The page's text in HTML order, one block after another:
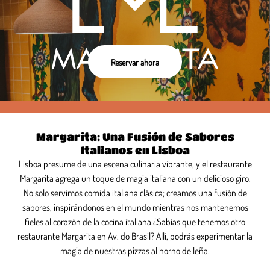
Reservar ahora
Margarita: Una Fusión de Sabores
Italianos en Lisboa
Lisboa presume de una escena culinaria vibrante, y el restaurante
Margarita agrega un toque de magia italiana con un delicioso giro.
No solo servimos comida italiana clásica; creamos una fusión de
sabores, inspirándonos en el mundo mientras nos mantenemos
fieles al corazón de la cocina italiana.¿Sabías que tenemos otro
restaurante Margarita en Av. do Brasil? Allí, podrás experimentar la
magia de nuestras pizzas al horno de leña.